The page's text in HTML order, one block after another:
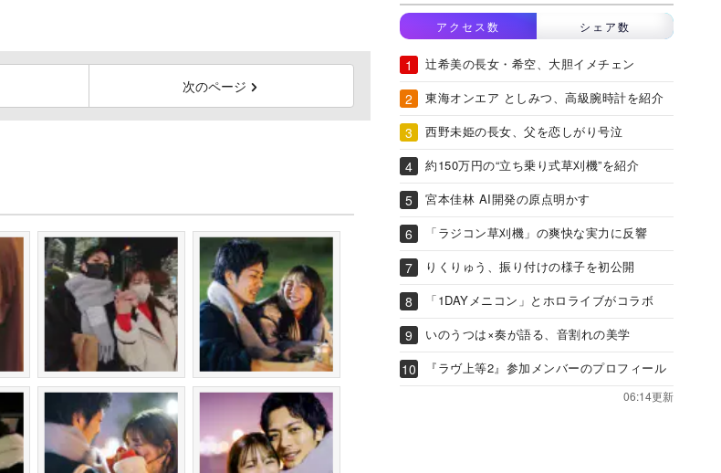
次のページ
アクセス数 シェア数
辻希美の長女・希空、大胆イメチェン
東海オンエア としみつ、高級腕時計を紹介
西野未姫の長女、父を恋しがり号泣
約150万円の“立ち乗り式草刈機”を紹介
宮本佳林 AI開発の原点明かす
「ラジコン草刈機」の爽快な実力に反響
りくりゅう、振り付けの様子を初公開
「1DAYメニコン」とホロライブがコラボ
いのうつは×奏が語る、音割れの美学
『ラヴ上等2』参加メンバーのプロフィール
06:14更新